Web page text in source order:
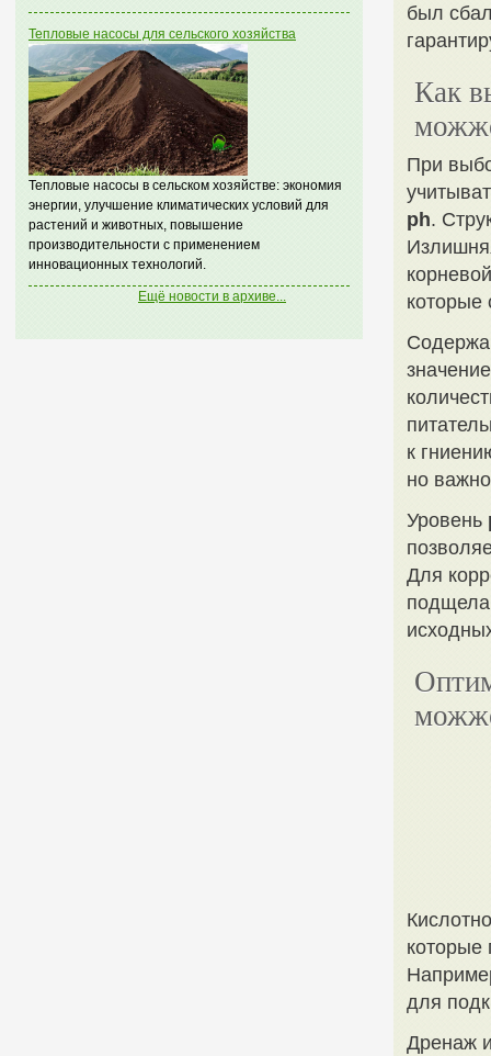
Тепловые насосы для сельского хозяйства
Тепловые насосы в сельском хозяйстве: экономия
энергии, улучшение климатических условий для
растений и животных, повышение
производительности с применением
инновационных технологий.
Ещё новости в архиве...
был
Как
При
ph.
которые
к
но
Уровень
Для
которые
для
Дренаж